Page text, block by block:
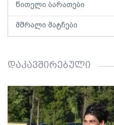
წითელი ბარათები
მშრალი მატჩები
დაკავშირებული